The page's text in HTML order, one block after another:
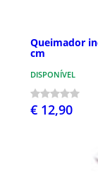
Queimador
cm
DISPONÍVEL
€ 12,90